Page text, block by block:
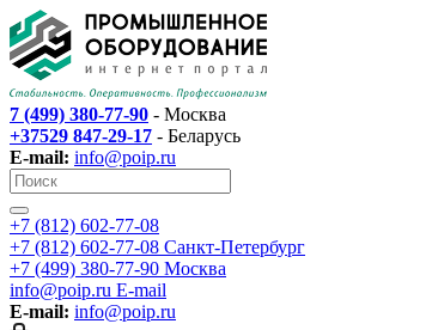
7 (499) 380-77-90 - Москва
+37529 847-29-17 - Беларусь
E-mail: info@poip.ru
+7 (812) 602-77-08
+7 (812) 602-77-08 Санкт-Петербург
+7 (499) 380-77-90 Москва
info@poip.ru E-mail
E-mail: info@poip.ru